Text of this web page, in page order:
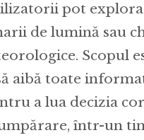
pot explora
de lumină sau
Scopul
aibă toate
a lua decizia
într-un